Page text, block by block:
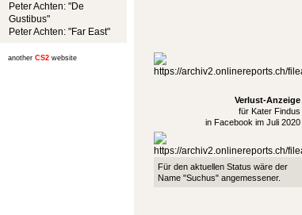
Peter Achten: "De
Gustibus"
Peter Achten: "Far East"
another CS2 website
Verlust-Anzeige
für Kater Findus
in Facebook im Juli 2020
Für den aktuellen Status wäre der
Name "Suchus" angemessener.